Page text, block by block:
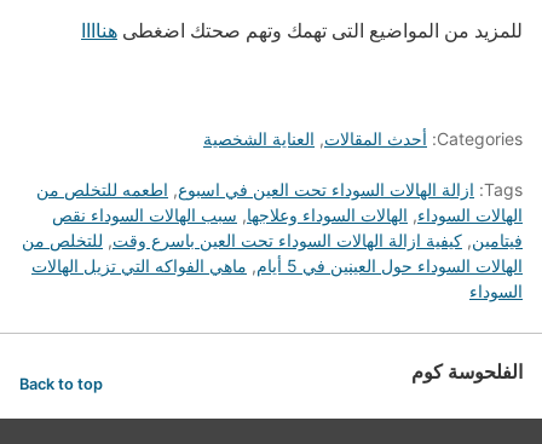
للمزيد من المواضيع التى تهمك وتهم صحتك اضغطى هناااا
Categories: أحدث المقالات, العناية الشخصية
Tags: ازالة الهالات السوداء تحت العين في اسبوع, اطعمه للتخلص من
الهالات السوداء, الهالات السوداء وعلاجها, سبب الهالات السوداء نقص
فيتامين, كيفية ازالة الهالات السوداء تحت العين باسرع وقت, للتخلص من
الهالات السوداء حول العينين في 5 أيام
, ماهي الفواكه التي تزيل الهالات
السوداء
الفلحوسة كوم Back to top